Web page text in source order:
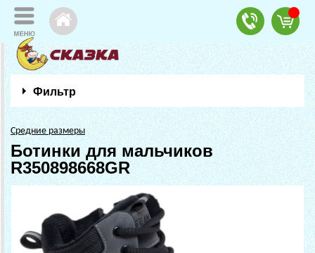
Фильтр
Средние размеры
Ботинки для мальчиков
R350898668GR